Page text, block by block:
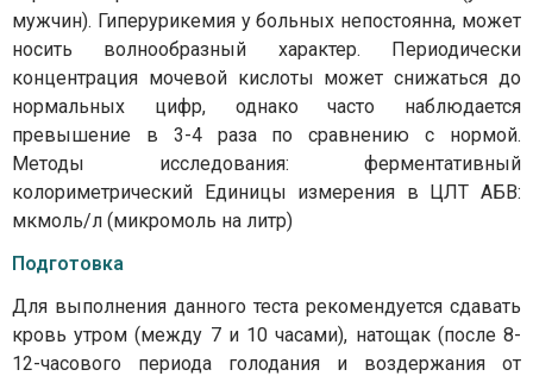
мужчин). Гиперурикемия у больных непостоянна, может
носить волнообразный характер. Периодически
концентрация мочевой кислоты может снижаться до
нормальных цифр, однако часто наблюдается
превышение в 3-4 раза по сравнению с нормой.
Методы исследования: ферментативный
колориметрический Единицы измерения в ЦЛТ АБВ:
мкмоль/л (микромоль на литр)
Подготовка
Для выполнения данного теста рекомендуется сдавать
кровь утром (между 7 и 10 часами), натощак (после 8-
12-часового периода голодания и воздержания от